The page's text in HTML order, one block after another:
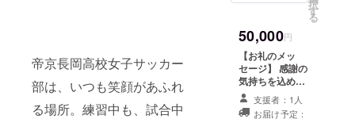
帝京長岡高校女子サッカー
部は、いつも笑顔があふれ
る場所。練習中も、試合中
オルマ
を提供
しま
す。
（商品
の説
数量：1
ム関係
者など)
※一般支
援者の
方は、
備考欄
に「一
載ください
(OBOG、〇〇選
手保護者の知
人、〇〇選手の
ジュニアチーム
関係者など) ※一
般支援者の方
択
す
る
50,000円
【お礼のメッ
セージ】 感謝の
気持ちを込め
て、お礼のメッ
セージをお送り
支援者：1人
お届け予定：